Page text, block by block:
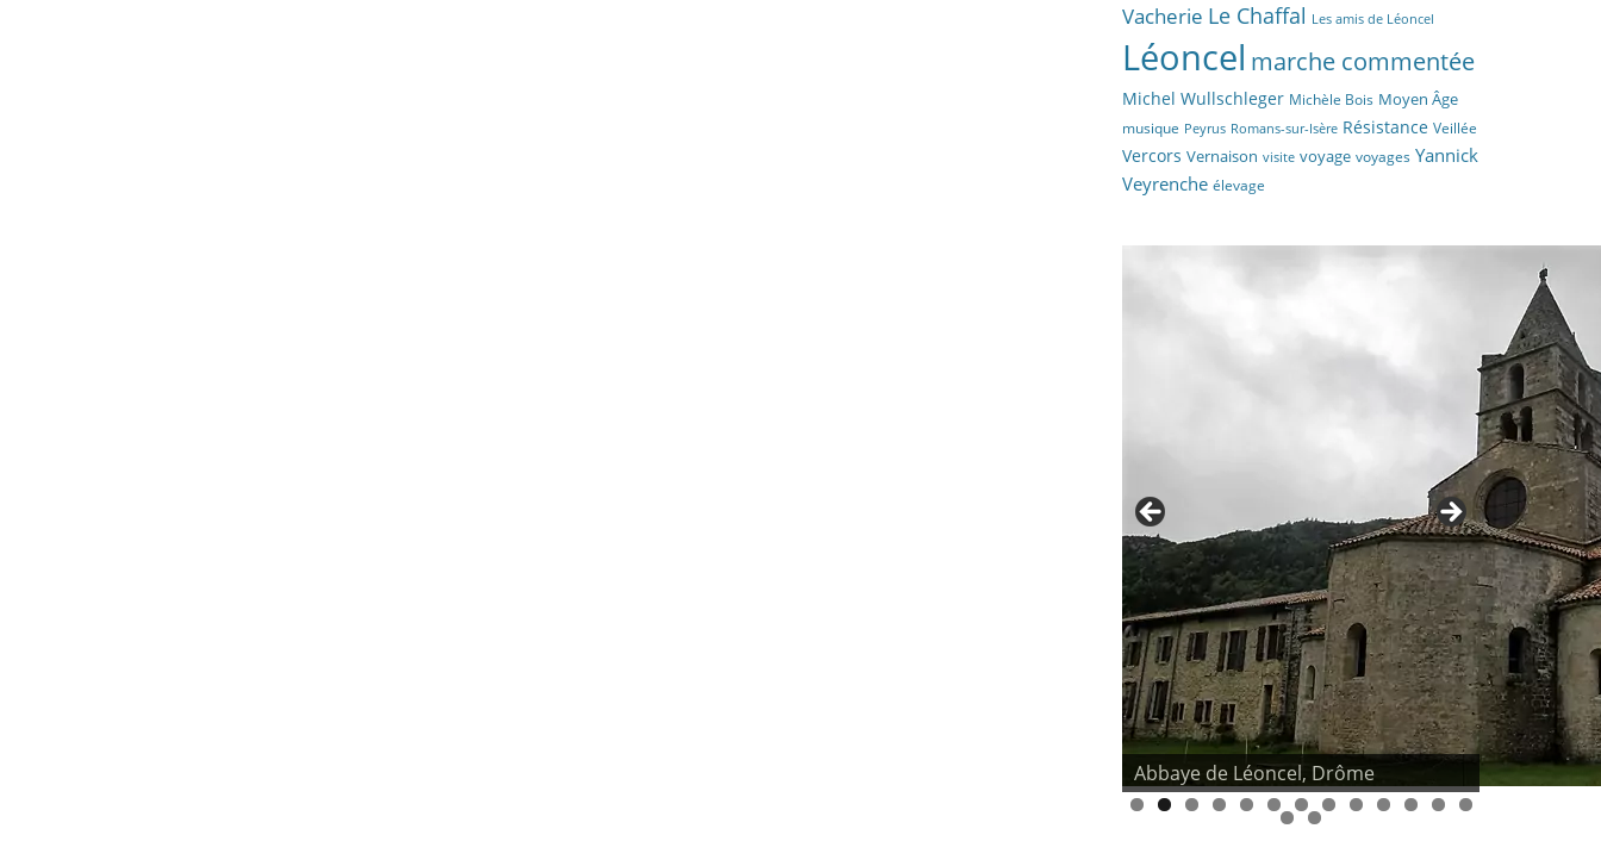
Vacherie Le Chaffal Les amis de Léoncel
Léoncel marche commentée
Michel Wullschleger Michèle Bois Moyen Âge
musique Peyrus Romans-sur-Isère Résistance Veillée
Vercors Vernaison visite voyage voyages Yannick
Veyrenche élevage
Abbaye de Léoncel, Drôme